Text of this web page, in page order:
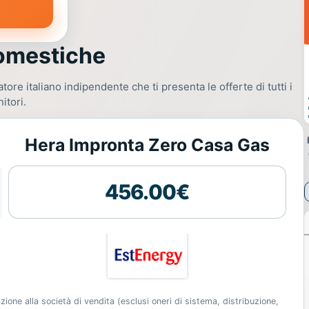
italiano indipendente che ti presenta le offerte di tutti i
Hera Impronta Zero Casa Gas
456.00€
alla società di vendita (esclusi oneri di sistema, distribuzione,